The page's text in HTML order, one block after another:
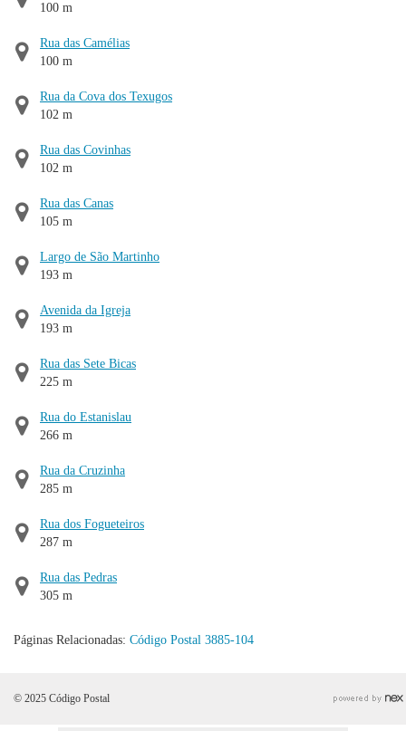
100 m
Rua das Camélias
100 m
Rua da Cova dos Texugos
102 m
Rua das Covinhas
102 m
Rua das Canas
105 m
Largo de São Martinho
193 m
Avenida da Igreja
193 m
Rua das Sete Bicas
225 m
Rua do Estanislau
266 m
Rua da Cruzinha
285 m
Rua dos Fogueteiros
287 m
Rua das Pedras
305 m
Páginas Relacionadas: Código Postal 3885-104
© 2025 Código Postal